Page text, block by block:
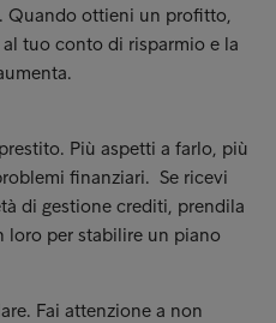
Quando ottieni un profitto,
tuo conto di risparmio e la
Più aspetti a farlo, più
finanziari. Se ricevi
di gestione crediti, prendila
loro per stabilire un piano
Fai attenzione a non